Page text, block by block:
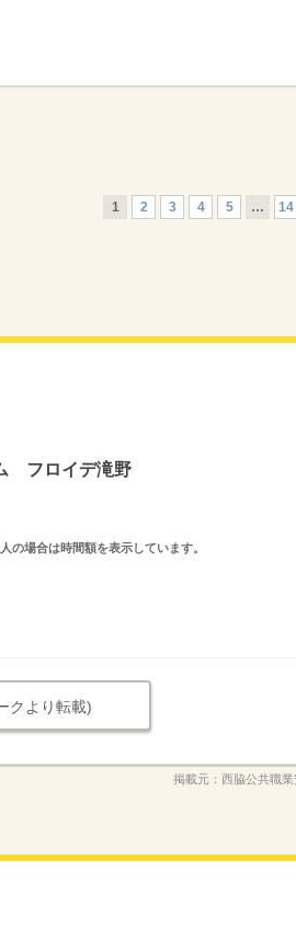
1 2 3 4 5 … 14
フロイデ滝野
の場合は時間額を表示しています。
クより転載)
掲載元： 西脇公共職